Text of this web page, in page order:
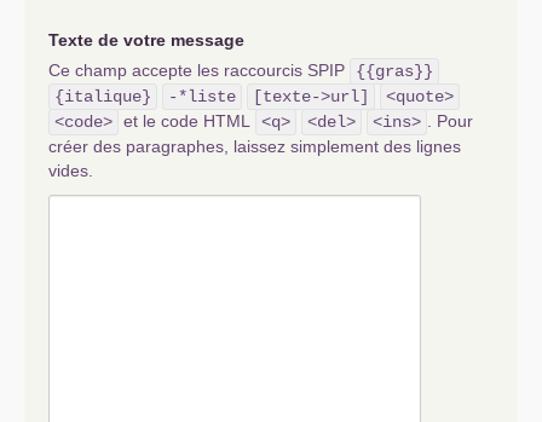
Texte de votre message
Ce champ accepte les raccourcis SPIP
{{gras}}
{italique}
-*liste [texte->url]
<quote>
<code> et le code HTML <q> <del> <ins>
. Pour
créer des paragraphes, laissez simplement des lignes
vides.